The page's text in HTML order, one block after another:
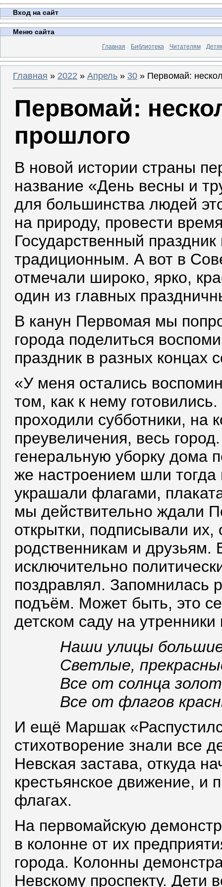
Вход на сайт
Меню сайта
Главная Библиотека Читателям
Главная » 2022 » Апрель » 30 » Первомай:
Первомай:
прошлого
В новой истории страны
название «День весны и
для большинства людей
на природу, провести
Государственный
традиционным. А вот в
отмечали широко, ярко,
один из главных
В канун Первомая мы
города поделиться
праздник в разных концах
«У меня остались
том, как к нему
проходили субботники, на
преувеличения, весь
генеральную уборку дома
же настроением шли тогда
украшали флагами,
мы действительно ждали
открытки, подписывали их,
родственникам и
исключительно
поздравлял. Запомнилась
подъём. Может быть, это
детском саду на утренники
Наши улицы
Светлые,
Все от солнца
Все от флагов
И ещё Маршак
стихотворение знали все
Невская застава, откуда
крестьянское движение, и
флагах.
На первомайскую
в колонне от их
города. Колонны
Невскому проспекту.